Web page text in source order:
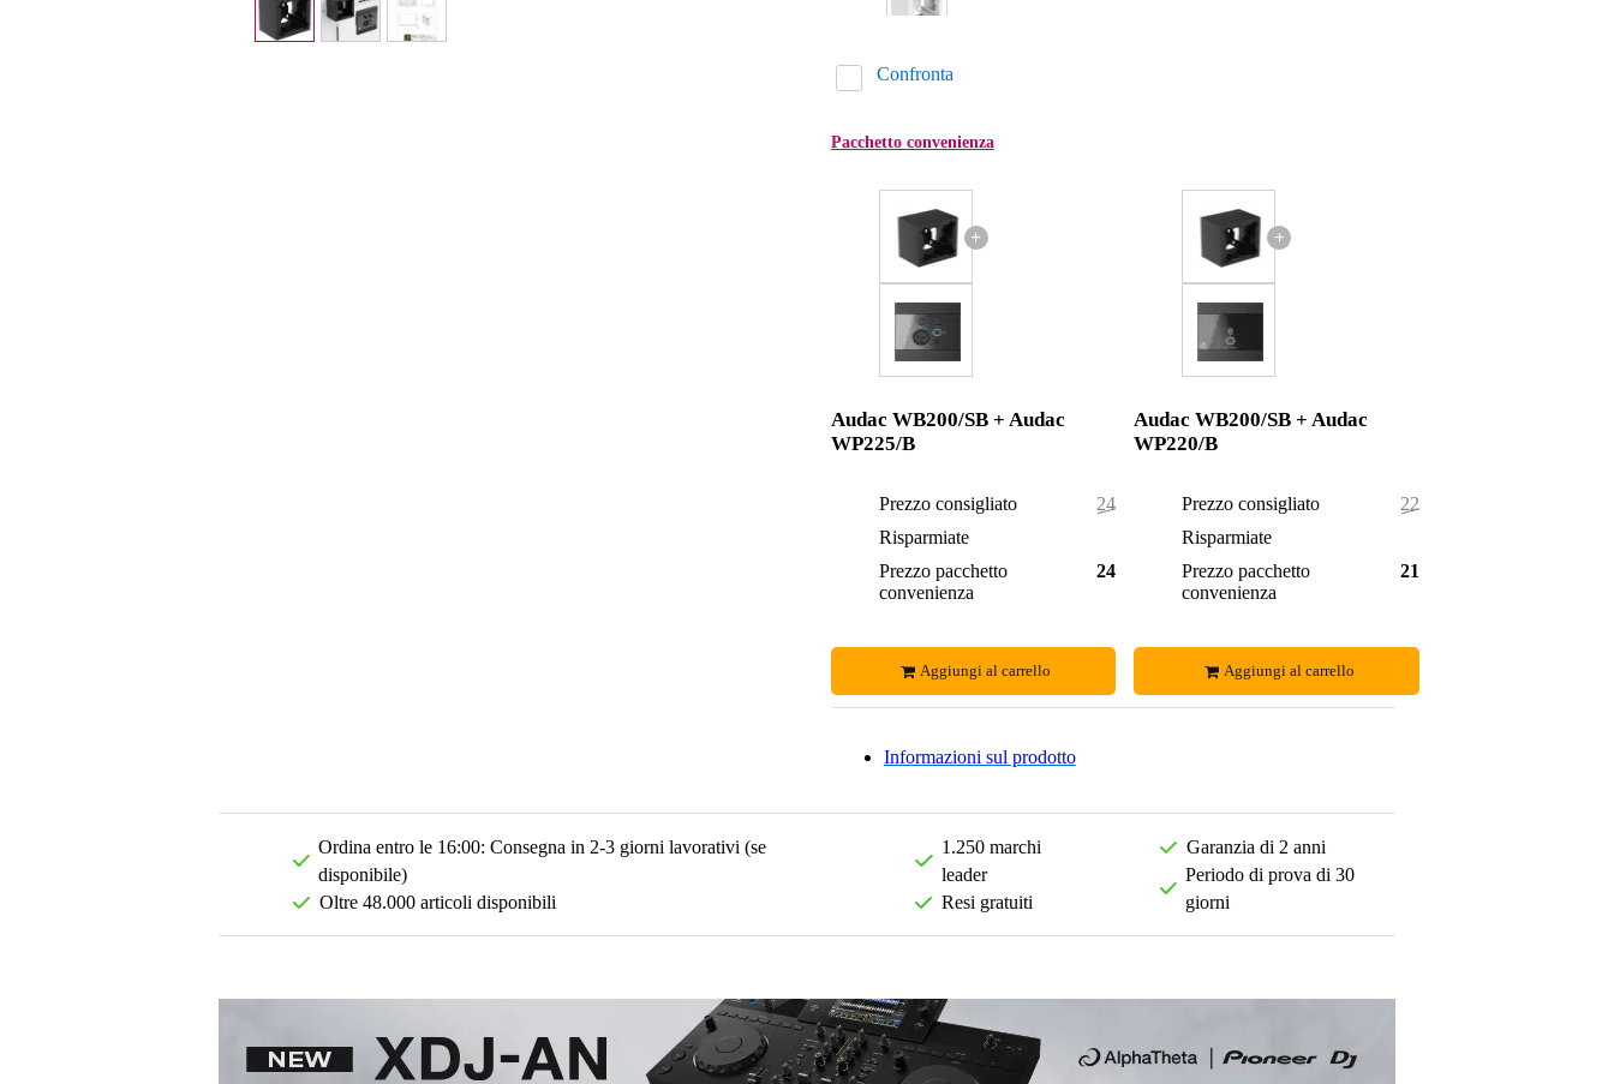
Confronta
Pacchetto convenienza
+
Audac WB200/SB + Audac
WP225/B
Prezzo consigliato
248,20 €
Risparmiate
Prezzo pacchetto
convenienza
246,00 €
Aggiungi al carrello
+
Audac WB200/SB + Audac
WP220/B
Prezzo consigliato
220,20 €
Risparmiate
Prezzo pacchetto
convenienza
218,00 €
Aggiungi al carrello
Informazioni sul prodotto
Ordina entro le 16:00: Consegna in 2-3 giorni lavorativi (se
disponibile)
Oltre 48.000 articoli disponibili
1.250 marchi
leader
Resi gratuiti
Garanzia di 2 anni
Periodo di prova di 30
giorni